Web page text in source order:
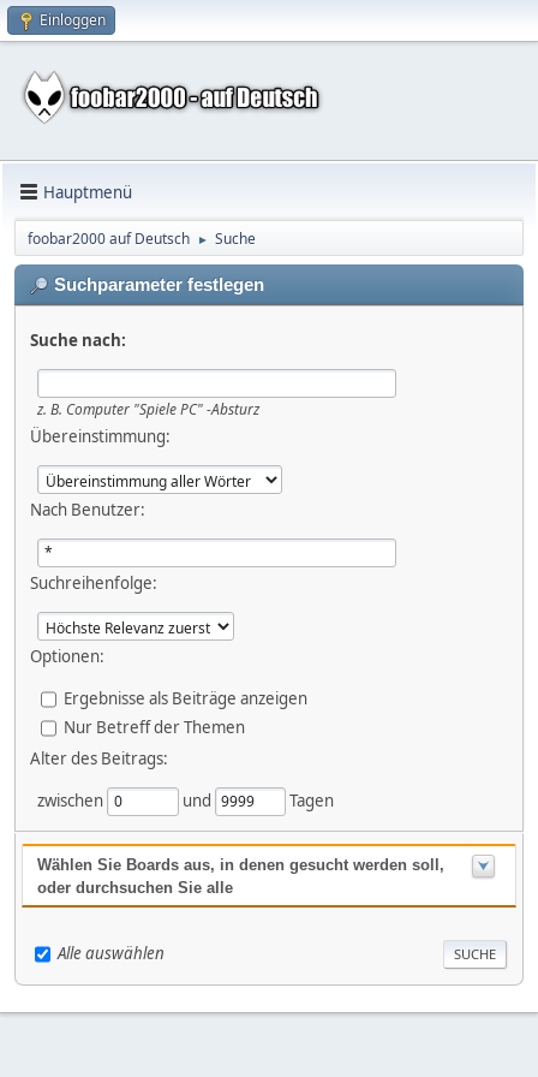
Einloggen
Hauptmenü
foobar2000 auf Deutsch ► Suche
Suchparameter festlegen
Suche nach:
z. B. Computer "Spiele PC" -Absturz
Übereinstimmung:
Nach Benutzer:
Suchreihenfolge:
Optionen:
Ergebnisse als Beiträge anzeigen
Nur Betreff der Themen
Alter des Beitrags:
zwischen
und Tagen
Wählen Sie Boards aus, in denen gesucht werden soll,
oder durchsuchen Sie alle
Alle auswählen